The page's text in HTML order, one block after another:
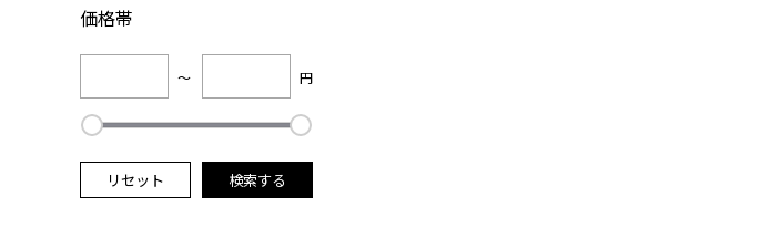
価格帯
～ 円
リセット 検索する